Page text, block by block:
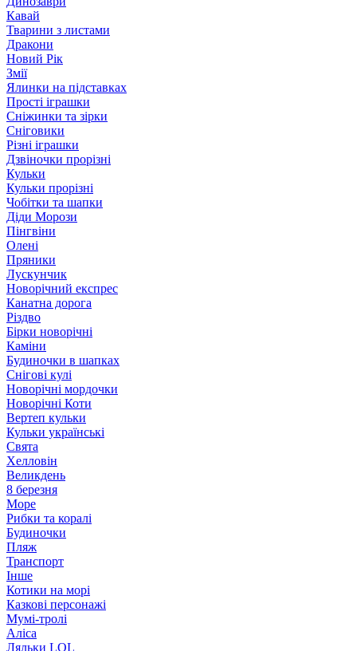
Кавай
Тварини з листами
Дракони
Новий Рік
Змії
Ялинки на підставках
Прості іграшки
Сніжинки та зірки
Сніговики
Різні іграшки
Дзвіночки прорізні
Кульки
Кульки прорізні
Чобітки та шапки
Діди Морози
Пінгвіни
Олені
Пряники
Лускунчик
Новорічний експрес
Канатна дорога
Різдво
Бірки новорічні
Каміни
Будиночки в шапках
Снігові кулі
Новорічні мордочки
Новорічні Коти
Вертеп кульки
Кульки українські
Свята
Хелловін
Великдень
8 березня
Море
Рибки та коралі
Будиночки
Пляж
Транспорт
Інше
Котики на морі
Казкові персонажі
Мумі-тролі
Аліса
Ляльки LOL